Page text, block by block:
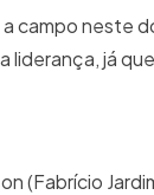
campo neste
liderança, já
(Fabrício